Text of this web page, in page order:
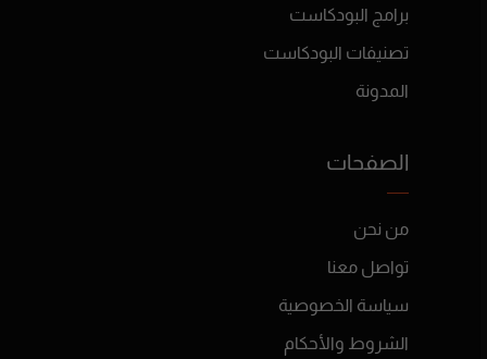
برامج البودكاست
تصنيفات البودكاست
المدونة
الصفحات
من نحن
تواصل معنا
سياسة الخصوصية
الشروط والأحكام